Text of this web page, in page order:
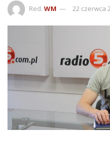
Red. WM 22 czerwca